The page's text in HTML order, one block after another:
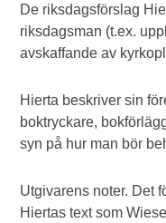
De riksdagsförslag
riksdagsman (t.ex.
avskaffande av
Hierta beskriver sin
boktryckare,
syn på hur man bör
Utgivarens noter. Det
Hiertas text som